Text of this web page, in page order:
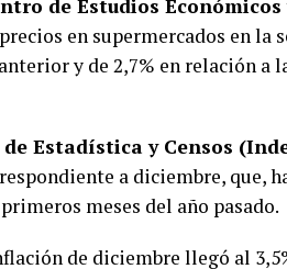
de Estudios Económicos
en supermercados en la
y de 2,7% en relación a
Estadística y Censos
a diciembre, que,
meses del año pasado.
de diciembre llegó al